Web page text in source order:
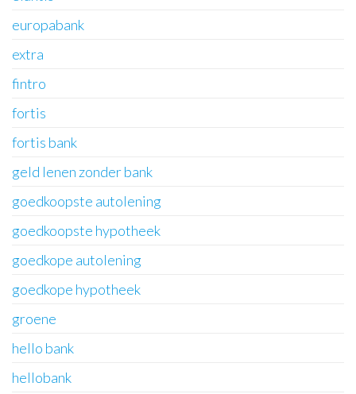
europabank
extra
fintro
fortis
fortis bank
geld lenen zonder bank
goedkoopste autolening
goedkoopste hypotheek
goedkope autolening
goedkope hypotheek
groene
hello bank
hellobank